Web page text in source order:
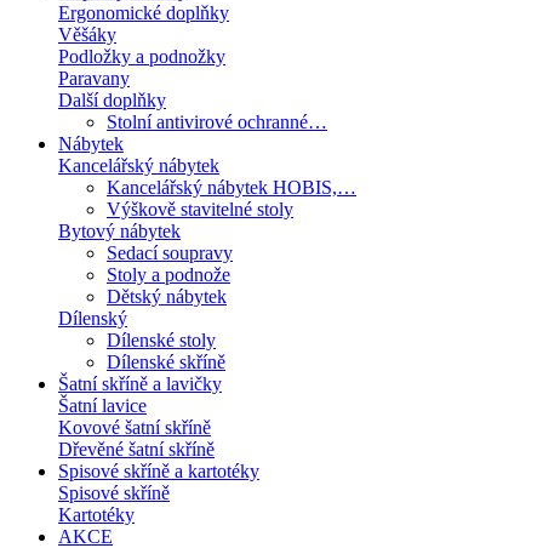
Ergonomické doplňky
Věšáky
Podložky a podnožky
Paravany
Další doplňky
Stolní antivirové ochranné…
Nábytek
Kancelářský nábytek
Kancelářský nábytek HOBIS,…
Výškově stavitelné stoly
Bytový nábytek
Sedací soupravy
Stoly a podnože
Dětský nábytek
Dílenský
Dílenské stoly
Dílenské skříně
Šatní skříně a lavičky
Šatní lavice
Kovové šatní skříně
Dřevěné šatní skříně
Spisové skříně a kartotéky
Spisové skříně
Kartotéky
AKCE